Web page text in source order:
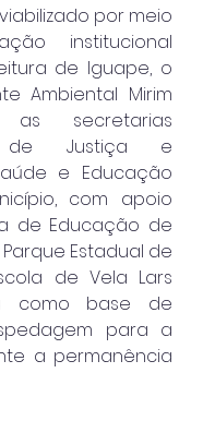
por meio
institucional
de Iguape, o
Ambiental Mirim
as secretarias
de Justiça e
e Educação
com apoio
de Educação de
Estadual de
de Vela Lars
como base de
para a
a permanência